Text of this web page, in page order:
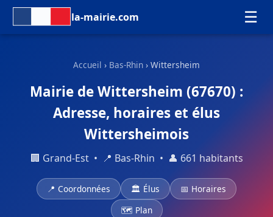
la-mairie.com ☰
Accueil › Bas-Rhin › Wittersheim
Mairie de Wittersheim (67670) :
Adresse, horaires et élus
Wittersheimois
🏢 Grand-Est • 📍 Bas-Rhin • 👤 661 habitants
📍 Coordonnées 🏛 Élus
📅 Horaires
🗺 Plan